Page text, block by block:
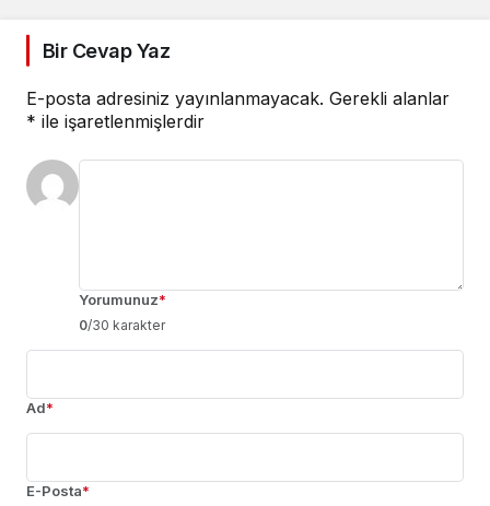
Bir Cevap Yaz
E-posta adresiniz yayınlanmayacak. Gerekli alanlar
* ile işaretlenmişlerdir
Yorumunuz*
0/30 karakter
Ad*
E-Posta*